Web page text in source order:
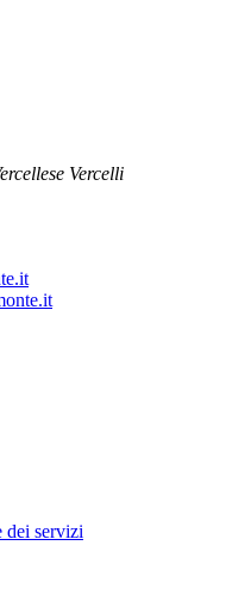
Vercelli
dei servizi